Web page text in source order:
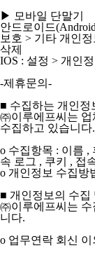
▶ 모바일 단말기
안드로이드
보호 > 기타 개인
삭제
IOS : 설정 > 개인
-제휴문의-
■ 수집하는 개인정
㈜이루에프씨는
수집하고 있습니다.
ο 수집항목 : 이름 ,
속 로그 , 쿠키 , 접
ο 개인정보 수집방
■ 개인정보의 수집
㈜이루에프씨는
니다.
ο 업무연락 회신